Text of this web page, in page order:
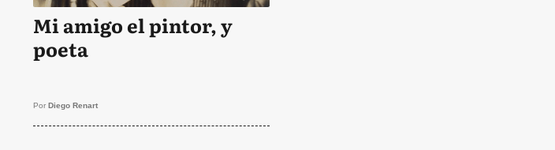
Mi amigo el pintor, y
poeta
Por Diego Renart